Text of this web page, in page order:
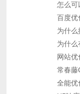
怎么可
百度优
为什么
为什么
网站
常春藤
全能优